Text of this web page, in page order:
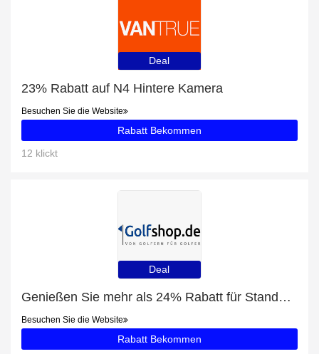
Deal
23% Rabatt auf N4 Hintere Kamera
Besuchen Sie die Website
Rabatt Bekommen
12 klickt
Deal
Genießen Sie mehr als 24% Rabatt für Standbags
Besuchen Sie die Website
Rabatt Bekommen